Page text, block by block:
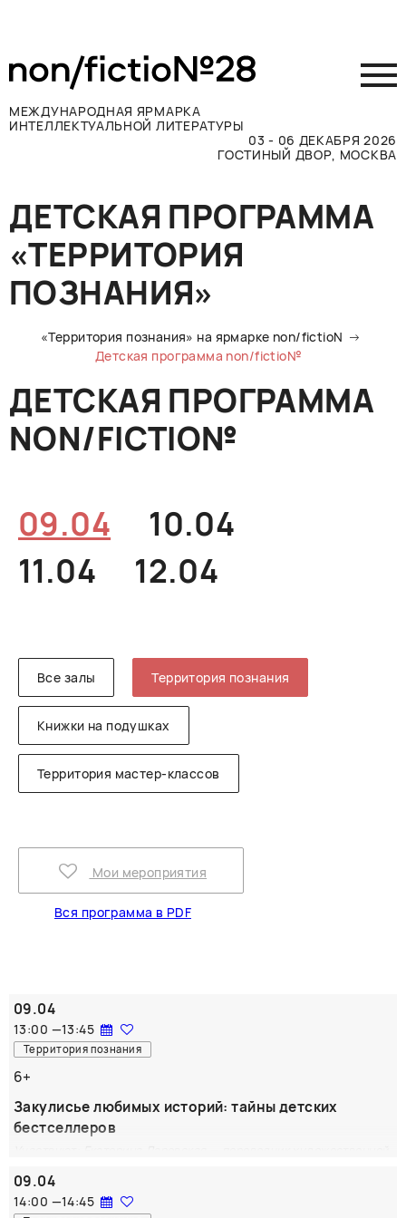
МЕЖДУНАРОДНАЯ ЯРМАРКА
ИНТЕЛЛЕКТУАЛЬНОЙ ЛИТЕРАТУРЫ
03 - 06 ДЕКАБРЯ 2026
ГОСТИНЫЙ ДВОР, МОСКВА
Принять участие
Участникам
Посетителям
Программа
Прессе
Конкурсы
Контакты
ВКОНТАКТЕ TELEGRAM
РУССКИЙ ENGLISH CHINESE
ДЕТСКАЯ ПРОГРАММА
«ТЕРРИТОРИЯ
ПОЗНАНИЯ»
«Территория познания» на ярмарке non/fictioN
Детская программа non/fictio№
ДЕТСКАЯ ПРОГРАММА
NON/FICTIO№
09.04
10.04
11.04
12.04
Все залы Территория познания
Книжки на подушках
Территория мастер-классов
Мои мероприятия
Вся программа в PDF
09.04
13:00 —13:45
Территория познания
6+
Закулисье любимых историй: тайны детских
бестселлеров
Гладышева —​ ведущая «Детского радио».
Приглашаем в увлекательное путешествие за кулисы
09.04
14:00 —14:45